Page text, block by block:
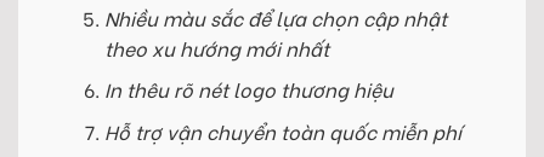
Nhiều màu sắc để lựa chọn cập nhật
theo xu hướng mới nhất
In thêu rõ nét logo thương hiệu
Hỗ trợ vận chuyển toàn quốc miễn phí